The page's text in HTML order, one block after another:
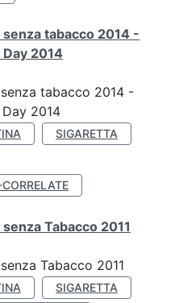
tabacco 2014 -
2014
tabacco 2014 -
2014
SIGARETTA
Tabacco 2011
Tabacco 2011
SIGARETTA